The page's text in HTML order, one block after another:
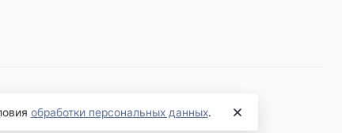
обработки персональных данных.